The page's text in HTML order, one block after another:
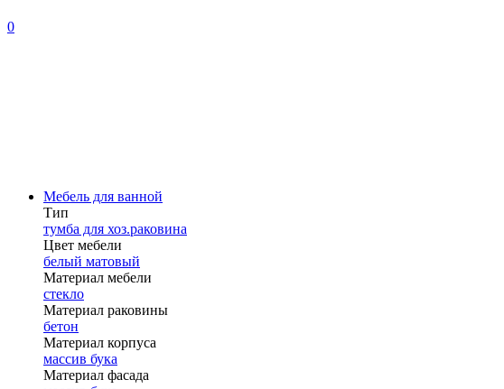
0
Мебель для ванной
Тип
тумба для хоз.раковина
Цвет мебели
белый матовый
Материал мебели
стекло
Материал раковины
бетон
Материал корпуса
массив бука
Материал фасада